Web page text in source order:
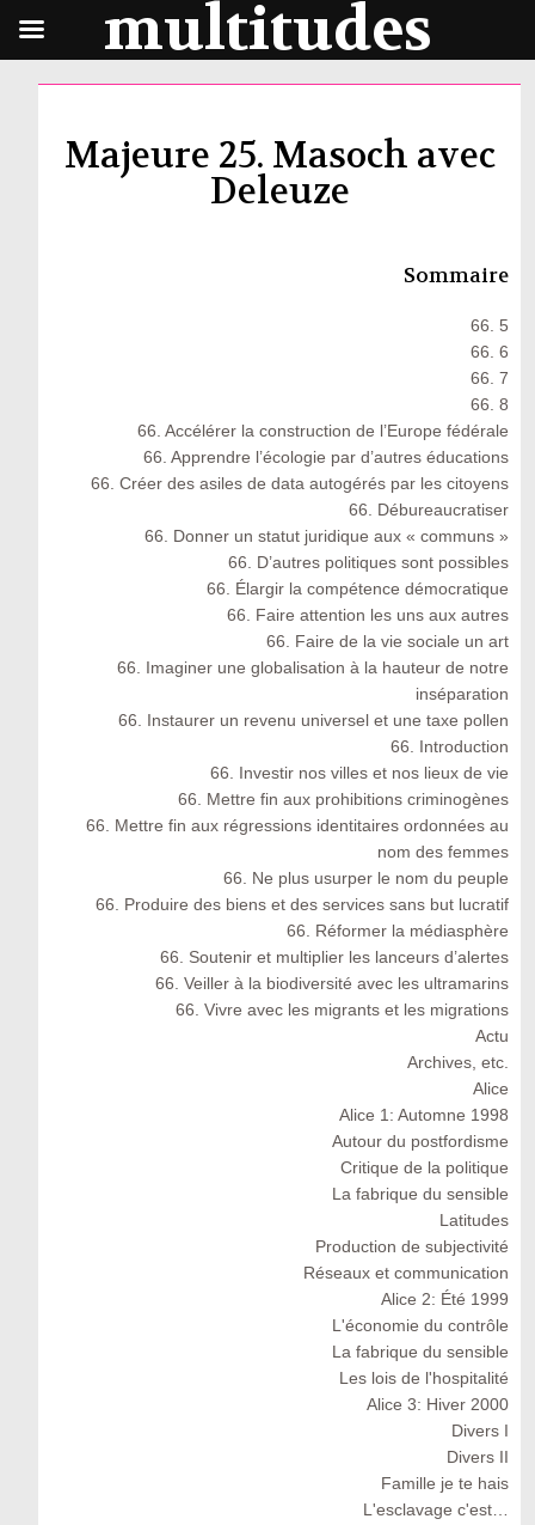
Majeure 25. Masoch avec
Deleuze
Sommaire
66. 5
66. 6
66. 7
66. 8
66. Accélérer la construction de l’Europe fédérale
66. Apprendre l’écologie par d’autres éducations
66. Créer des asiles de data autogérés par les citoyens
66. Débureaucratiser
66. Donner un statut juridique aux « communs »
66. D’autres politiques sont possibles
66. Élargir la compétence démocratique
66. Faire attention les uns aux autres
66. Faire de la vie sociale un art
66. Imaginer une globalisation à la hauteur de notre
inséparation
66. Instaurer un revenu universel et une taxe pollen
66. Introduction
66. Investir nos villes et nos lieux de vie
66. Mettre fin aux prohibitions criminogènes
66. Mettre fin aux régressions identitaires ordonnées au
nom des femmes
66. Ne plus usurper le nom du peuple
66. Produire des biens et des services sans but lucratif
66. Réformer la médiasphère
66. Soutenir et multiplier les lanceurs d’alertes
66. Veiller à la biodiversité avec les ultramarins
66. Vivre avec les migrants et les migrations
Actu
Archives, etc.
Alice
Alice 1: Automne 1998
Autour du postfordisme
Critique de la politique
La fabrique du sensible
Latitudes
Production de subjectivité
Réseaux et communication
Alice 2: Été 1999
L'économie du contrôle
La fabrique du sensible
Les lois de l'hospitalité
Alice 3: Hiver 2000
Divers I
Divers II
Famille je te hais
L'esclavage c'est…
multitudes